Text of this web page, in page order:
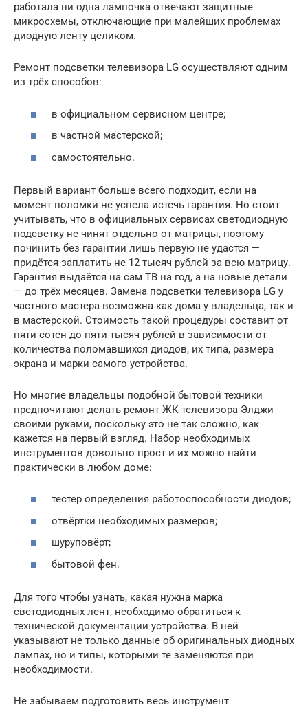
работала ни одна лампочка отвечают защитные
микросхемы, отключающие при малейших проблемах
диодную ленту целиком.
Ремонт подсветки телевизора LG осуществляют одним
из трёх способов:
в официальном сервисном центре;
в частной мастерской;
самостоятельно.
Первый вариант больше всего подходит, если на
момент поломки не успела истечь гарантия. Но стоит
учитывать, что в официальных сервисах светодиодную
подсветку не чинят отдельно от матрицы, поэтому
починить без гарантии лишь первую не удастся —
придётся заплатить не 12 тысяч рублей за всю матрицу.
Гарантия выдаётся на сам ТВ на год, а на новые детали
— до трёх месяцев. Замена подсветки телевизора LG у
частного мастера возможна как дома у владельца, так и
в мастерской. Стоимость такой процедуры составит от
пяти сотен до пяти тысяч рублей в зависимости от
количества поломавшихся диодов, их типа, размера
экрана и марки самого устройства.
Но многие владельцы подобной бытовой техники
предпочитают делать ремонт ЖК телевизора Элджи
своими руками, поскольку это не так сложно, как
кажется на первый взгляд. Набор необходимых
инструментов довольно прост и их можно найти
практически в любом доме:
тестер определения работоспособности диодов;
отвёртки необходимых размеров;
шуруповёрт;
бытовой фен.
Для того чтобы узнать, какая нужна марка
светодиодных лент, необходимо обратиться к
технической документации устройства. В ней
указывают не только данные об оригинальных диодных
лампах, но и типы, которыми те заменяются при
необходимости.
Не забываем подготовить весь инструмент